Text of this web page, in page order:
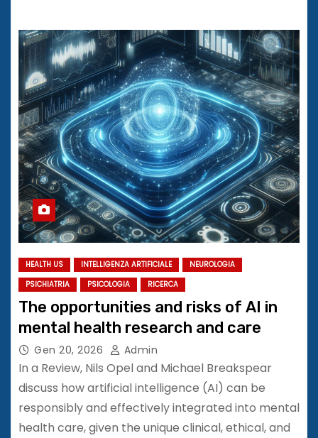
HEALTH US INTELLIGENZA ARTIFICIALE
NEUROLOGIA
PSICHIATRIA
PSICOLOGIA RICERCA
The opportunities and risks of AI in
mental health research and care
Gen 20, 2026 Admin
In a Review, Nils Opel and Michael Breakspear
discuss how artificial intelligence (AI) can be
responsibly and effectively integrated into mental
health care, given the unique clinical, ethical, and